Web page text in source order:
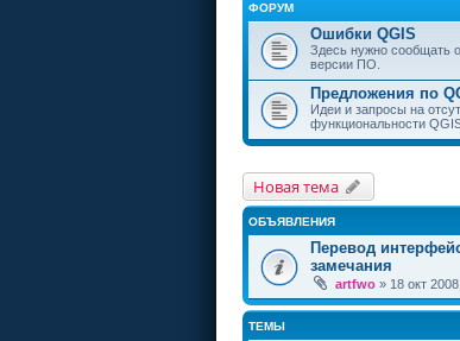
ФОРУМ
Ошибки QGIS
Здесь нужно сообщать
версии ПО.
Предложения по
Идеи и запросы на
функциональности
Новая тема
ОБЪЯВЛЕНИЯ
Перевод
замечания
artfwo » 18 окт
ТЕМЫ